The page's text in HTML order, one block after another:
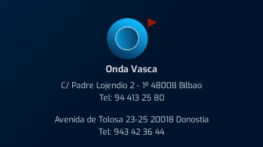
Onda Vasca
C/ Padre Lojendio 2 - 1º 48008 Bilbao
Tel: 94 413 25 80
Avenida de Tolosa 23-25 20018 Donostia
Tel: 943 42 36 44